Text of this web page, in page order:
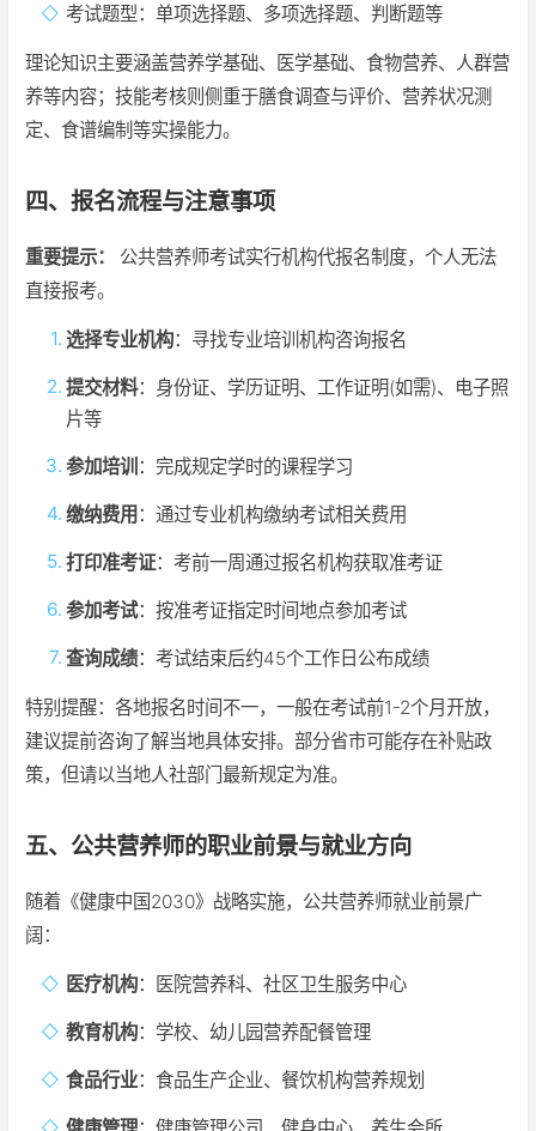
考试题型：单项选择题、多项选择题、判断题等
理论知识主要涵盖营养学基础、医学基础、食物营养、人群营
养等内容；技能考核则侧重于膳食调查与评价、营养状况测
定、食谱编制等实操能力。
四、报名流程与注意事项
重要提示：
公共营养师考试实行机构代报名制度，个人无法
直接报考。
选择专业机构：寻找专业培训机构咨询报名
提交材料：身份证、学历证明、工作证明(如需)、电子照
片等
参加培训 ：完成规定学时的课程学习
缴纳费用 ：通过专业机构缴纳考试相关费用
打印准考证：考前一周通过报名机构获取准考证
参加考试：按准考证指定时间地点参加考试
查询成绩：考试结束后约45个工作日公布成绩
特别提醒：各地报名时间不一，一般在考试前1-2个月开放，
建议提前咨询了解当地具体安排。部分省市可能存在补贴政
策，但请以当地人社部门最新规定为准。
五、公共营养师的职业前景与就业方向
随着《健康中国2030》战略实施，公共营养师就业前景广
阔：
医疗机构：医院营养科、社区卫生服务中心
教育机构：学校、幼儿园营养配餐管理
食品行业：食品生产企业、餐饮机构营养规划